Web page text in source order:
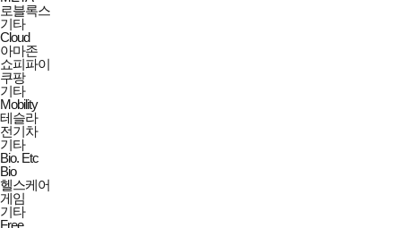
로블록스
기타
Cloud
아마존
쇼피파이
쿠팡
기타
Mobility
테슬라
전기차
기타
Bio. Etc
Bio
헬스케어
게임
기타
Free